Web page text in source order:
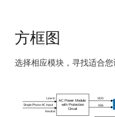
方框图
选择相应模块，寻找适合
block
AC Power Module
with Protection
Circuit
Line In
Single Phase AC Input
Neutral
VDD
VSS